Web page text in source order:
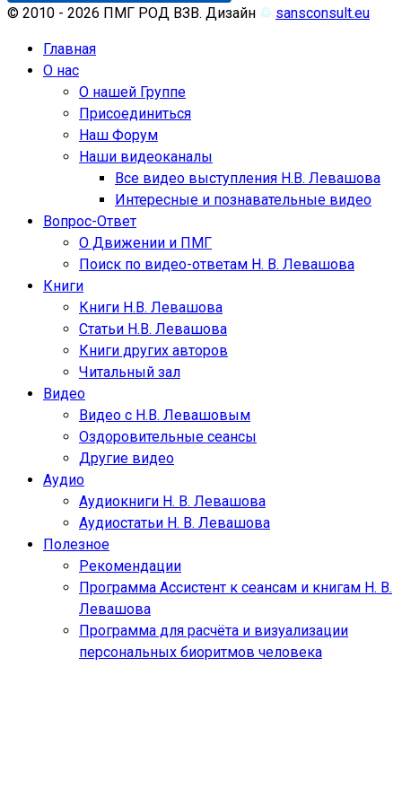
© 2010 - 2026 ПМГ РОД ВЗВ. Дизайн ♲ sansconsult.eu
Главная
О нас
О нашей Группе
Присоединиться
Наш Форум
Наши видеоканалы
Все видео выступления Н.В. Левашова
Интересные и познавательные видео
Вопрос-Ответ
О Движении и ПМГ
Поиск по видео-ответам Н. В. Левашова
Книги
Книги Н.В. Левашова
Статьи Н.В. Левашова
Книги других авторов
Читальный зал
Видео
Видео с Н.В. Левашовым
Оздоровительные сеансы
Другие видео
Аудио
Аудиокниги Н. В. Левашова
Аудиостатьи Н. В. Левашова
Полезное
Рекомендации
Программа Ассистент к сеансам и книгам Н. В.
Левашова
Программа для расчёта и визуализации
персональных биоритмов человека